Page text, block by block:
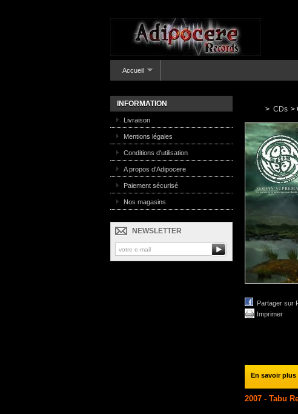
Accueil
INFORMATION
Livraison
Mentions légales
Conditions d'utilisation
A propos d'Adipocere
Paiement sécurisé
Nos magasins
NEWSLETTER
> CDs >
Partager sur
Imprimer
En savoir plus
2007 - Tabu